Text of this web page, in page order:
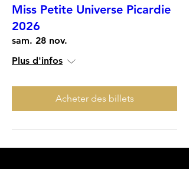
Miss Petite Universe Picardie
2026
sam. 28 nov.
Plus d'infos
Acheter des billets